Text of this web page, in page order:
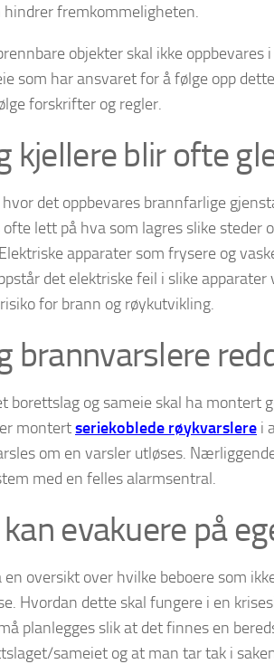
hindrer fremkommeligheten.
objekter skal ikke
som har ansvaret for å følge opp
forskrifter og regler.
kjellere blir ofte
det oppbevares brannfarlige
lett på hva som lagres slike steder
apparater som frysere og
det elektriske feil i slike
for brann og røykutvikling.
brannvarslere
borettslag og sameie skal ha montert
montertseriekoblede røykvarslere i
om en varsler utløses.
med en felles alarmsentral.
evakuere på
oversikt over hvilke beboere som
Hvordan dette skal fungere i en
planlegges slik at det finnes en
sameiet og at man tar tak i